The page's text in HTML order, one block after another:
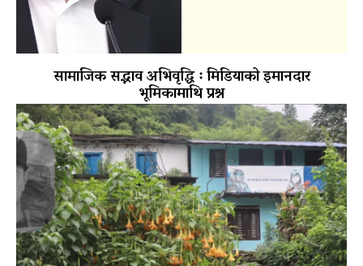
सामाजिक सद्भाव अभिवृद्धि ः मिडियाको इमानदार
भूमिकामाथि प्रश्न